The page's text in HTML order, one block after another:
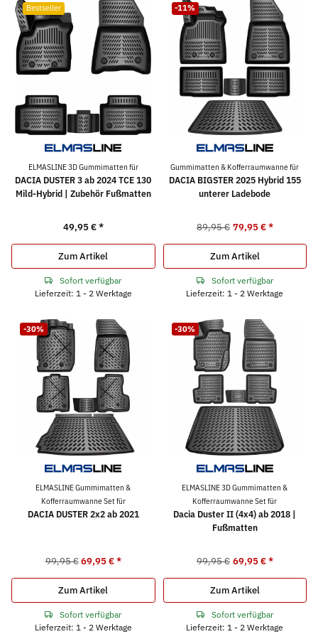
Bestseller
ELMASLINE 3D Gummimatten für
DACIA DUSTER 3 ab 2024 TCE 130
Mild-Hybrid | Zubehör Fußmatten
49,95 €*
Zum Artikel
Sofort verfügbar
Lieferzeit: 1 - 2 Werktage
-11%
Gummimatten & Kofferraumwanne für
DACIA BIGSTER 2025 Hybrid 155
unterer Ladebode
89,95 € 79,95 €*
Zum Artikel
Sofort verfügbar
Lieferzeit: 1 - 2 Werktage
-30%
ELMASLINE Gummimatten &
Kofferraumwanne Set für
DACIA DUSTER 2x2 ab 2021
99,95 € 69,95 €*
Zum Artikel
Sofort verfügbar
Lieferzeit: 1 - 2 Werktage
-30%
ELMASLINE 3D Gummimatten &
Kofferraumwanne Set für
Dacia Duster II (4x4) ab 2018 |
Fußmatten
99,95 € 69,95 €*
Zum Artikel
Sofort verfügbar
Lieferzeit: 1 - 2 Werktage